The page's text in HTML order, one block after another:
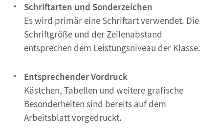
Schriftarten und Sonderzeichen
Es wird primär eine Schriftart verwendet. Die
Schriftgröße und der Zeilenabstand
entsprechen dem Leistungsniveau der Klasse.
Entsprechender Vordruck
Kästchen, Tabellen und weitere grafische
Besonderheiten sind bereits auf dem
Arbeitsblatt vorgedruckt.